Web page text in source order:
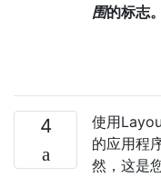
围的标志。
4
使用
的应用程
然，这是